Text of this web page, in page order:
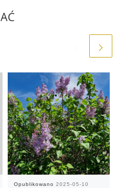
Opublikowano 2025-05-10